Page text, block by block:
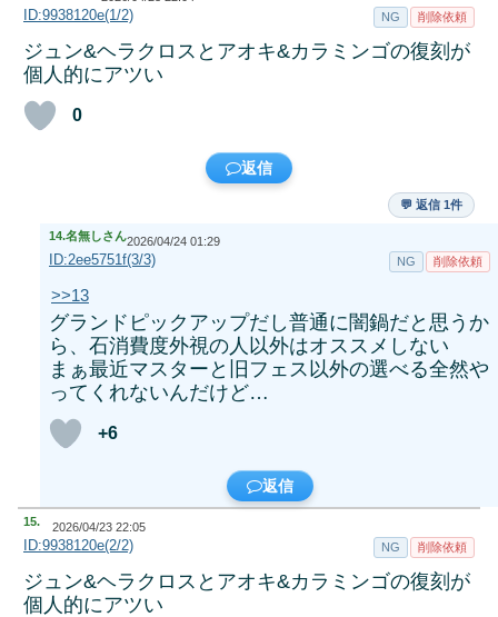
ID:9938120e(1/2) NG 削除依頼
ジュン&ヘラクロスとアオキ&カラミンゴの復刻が
個人的にアツい
0
返信
💬 返信 1件
14.名無しさん2026/04/24 01:29
ID:2ee5751f(3/3) NG 削除依頼
>>13
グランドピックアップだし普通に闇鍋だと思うか
ら、石消費度外視の人以外はオススメしない
まぁ最近マスターと旧フェス以外の選べる全然や
ってくれないんだけど…
+6
返信
15. 2026/04/23 22:05
ID:9938120e(2/2) NG 削除依頼
ジュン&ヘラクロスとアオキ&カラミンゴの復刻が
個人的にアツい